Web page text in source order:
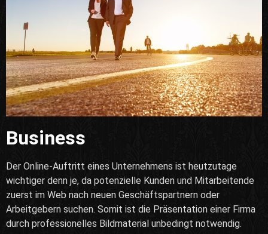
Business
Der Online-Auftritt eines Unternehmens ist heutzutage
wichtiger denn je, da potenzielle Kunden und Mitarbeitende
zuerst im Web nach neuen Geschäftspartnern oder
Arbeitgebern suchen. Somit ist die Präsentation einer Firma
durch professionelles Bildmaterial unbedingt notwendig.